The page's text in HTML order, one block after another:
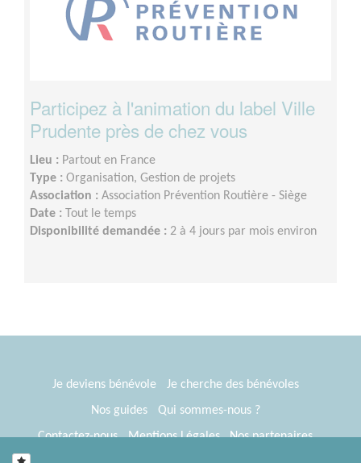
Participez à l'animation du label Ville
Prudente près de chez vous
Lieu : Partout en France
Type : Organisation, Gestion de projets
Association : Association Prévention Routière - Siège
Date :
Tout le temps
Disponibilité demandée : 2 à 4 jours par mois environ
Je deviens bénévole
Je cherche des bénévoles
Nos guides
Qui sommes-nous ?
Contactez-nous
Mentions Légales
Nos partenaires